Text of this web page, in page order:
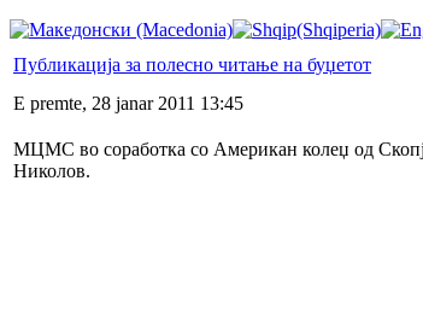
Публикација за полесно читање на буџетот
E premte, 28 janar 2011 13:45
МЦМС во соработка со Американ колеџ од
Николов.